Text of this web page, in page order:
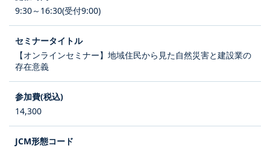
9:30～16:30(受付9:00)
【オンラインセミナー】地域住民から見た自然災害と建設業の
存在意義
14,300